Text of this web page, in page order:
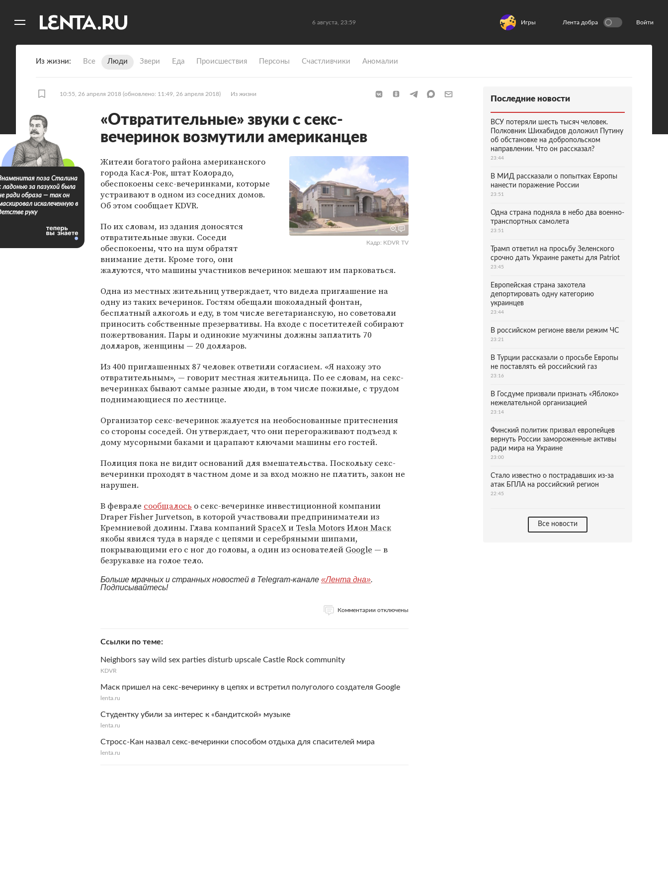
6 августа, 23:59 Игры Лента добра Войти
Из жизни Все Люди Звери Еда Происшествия Персоны Счастливчики Аномалии
10:55, 26 апреля 2018 (обновлено: 11:49, 26 апреля 2018) Из жизни
«Отвратительные» звуки с секс-
вечеринок возмутили американцев
Кадр: KDVR TV
Жители богатого района американского
города Касл-Рок, штат Колорадо,
обеспокоены секс-вечеринками, которые
устраивают в одном из соседних домов.
Об этом сообщает KDVR.
По их словам, из здания доносятся
отвратительные звуки. Соседи
обеспокоены, что на шум обратят
внимание дети. Кроме того, они
жалуются, что машины участников вечеринок мешают им парковаться.
Одна из местных жительниц утверждает, что видела приглашение на
одну из таких вечеринок. Гостям обещали шоколадный фонтан,
бесплатный алкоголь и еду, в том числе вегетарианскую, но советовали
приносить собственные презервативы. На входе с посетителей собирают
пожертвования. Пары и одинокие мужчины должны заплатить 70
долларов, женщины — 20 долларов.
Из 400 приглашенных 87 человек ответили согласием. «Я нахожу это
отвратительным», — говорит местная жительница. По ее словам, на секс-
вечеринках бывают самые разные люди, в том числе пожилые, с трудом
поднимающиеся по лестнице.
Организатор секс-вечеринок жалуется на необоснованные притеснения
со стороны соседей. Он утверждает, что они перегораживают подъезд к
дому мусорными баками и царапают ключами машины его гостей.
Полиция пока не видит оснований для вмешательства. Поскольку секс-
вечеринки проходят в частном доме и за вход можно не платить, закон не
нарушен.
В феврале сообщалось о секс-вечеринке инвестиционной компании
Draper Fisher Jurvetson, в которой участвовали предприниматели из
Кремниевой долины. Глава компаний SpaceXи Tesla Motors Илон Маск
якобы явился туда в наряде с цепями и серебряными шипами,
покрывающими его с ног до головы, а один из основателей Google — в
безрукавке на голое тело.
Больше мрачных и странных новостей в Telegram-канале «Лента дна».
Подписывайтесь!
Комментарии отключены
Ссылки по теме
Neighbors say wild sex parties disturb upscale Castle Rock community
KDVR
Маск пришел на секс-вечеринку в цепях и встретил полуголого создателя Google
lenta.ru
Студентку убили за интерес к «бандитской» музыке
lenta.ru
Стросс-Кан назвал секс-вечеринки способом отдыха для спасителей мира
lenta.ru
поза Сталина
ладонью за пазухой была
ради образа — так он
искалеченную в
руку
Последние новости
ВСУ потеряли шесть тысяч человек.
Полковник Шихабидов доложил Путину
об обстановке на добропольском
направлении. Что он рассказал?
23:44
В МИД рассказали о попытках Европы
нанести поражение России
23:51
Одна страна подняла в небо два военно-
транспортных самолета
23:51
Трамп ответил на просьбу Зеленского
срочно дать Украине ракеты для Patriot
23:45
Европейская страна захотела
депортировать одну категорию
украинцев
23:44
В российском регионе ввели режим ЧС
23:21
В Турции рассказали о просьбе Европы
не поставлять ей российский газ
23:16
В Госдуме призвали признать «Яблоко»
нежелательной организацией
23:14
Финский политик призвал европейцев
вернуть России замороженные активы
ради мира на Украине
23:00
Стало известно о пострадавших из-за
атак БПЛА на российский регион
22:45
Все новости